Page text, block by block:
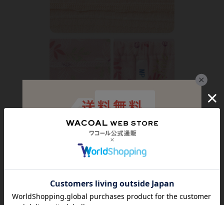
やわらかな肌ざわりの素材、着脱しやすいボタンなど、着